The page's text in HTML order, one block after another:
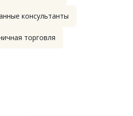
консультанты
торговля